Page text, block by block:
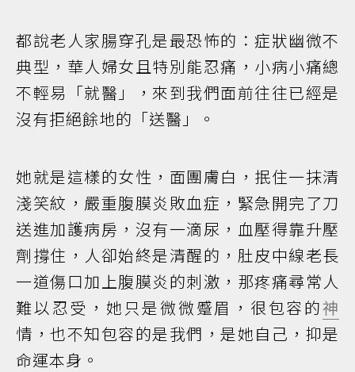
都說老人家腸穿孔是最恐怖的：症狀幽微不
典型，華人婦女且特別能忍痛，小病小痛總
不輕易「就醫」，來到我們面前往往已經是
沒有拒絕餘地的「送醫」。
她就是這樣的女性，面團膚白，抿住一抹清
淺笑紋，嚴重腹膜炎敗血症，緊急開完了刀
送進加護病房，沒有一滴尿，血壓得靠升壓
劑撐住，人卻始終是清醒的，肚皮中線老長
一道傷口加上腹膜炎的刺激，那疼痛尋常人
難以忍受，她只是微微蹙眉，很包容的神
情，也不知包容的是我們，是她自己，抑是
命運本身。